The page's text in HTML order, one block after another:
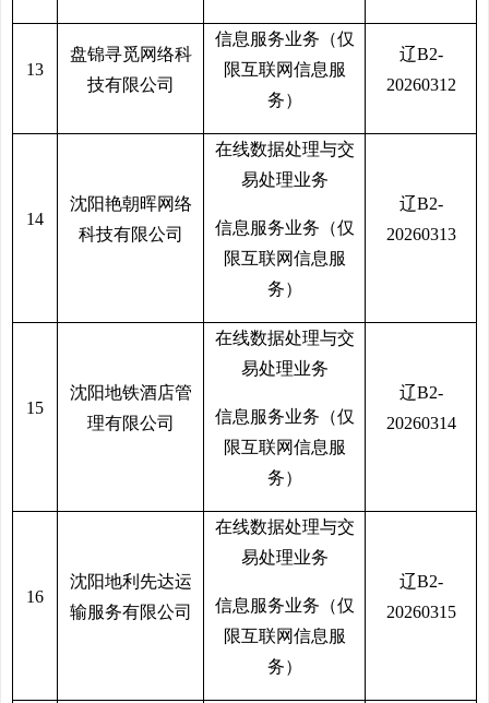
13
盘锦寻觅网络科
技有限公司
信息服务业务（仅
限互联网信息服
务）
辽B2-
20260312
14
沈阳艳朝晖网络
科技有限公司
在线数据处理与交
易处理业务
信息服务业务（仅
限互联网信息服
务）
辽B2-
20260313
15
沈阳地铁酒店管
理有限公司
在线数据处理与交
易处理业务
信息服务业务（仅
限互联网信息服
务）
辽B2-
20260314
16
沈阳地利先达运
输服务有限公司
在线数据处理与交
易处理业务
信息服务业务（仅
限互联网信息服
务）
辽B2-
20260315